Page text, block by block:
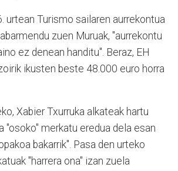
urtean Turismo sailaren aurrekontua
zuen Muruak, "aurrekontu
ez denean handitu". Beraz, EH
ikusten beste 48.000 euro horra
Xabier Txurruka alkateak hartu
"osoko" merkatu eredua dela esan
bakarrik". Pasa den urteko
"harrera ona" izan zuela